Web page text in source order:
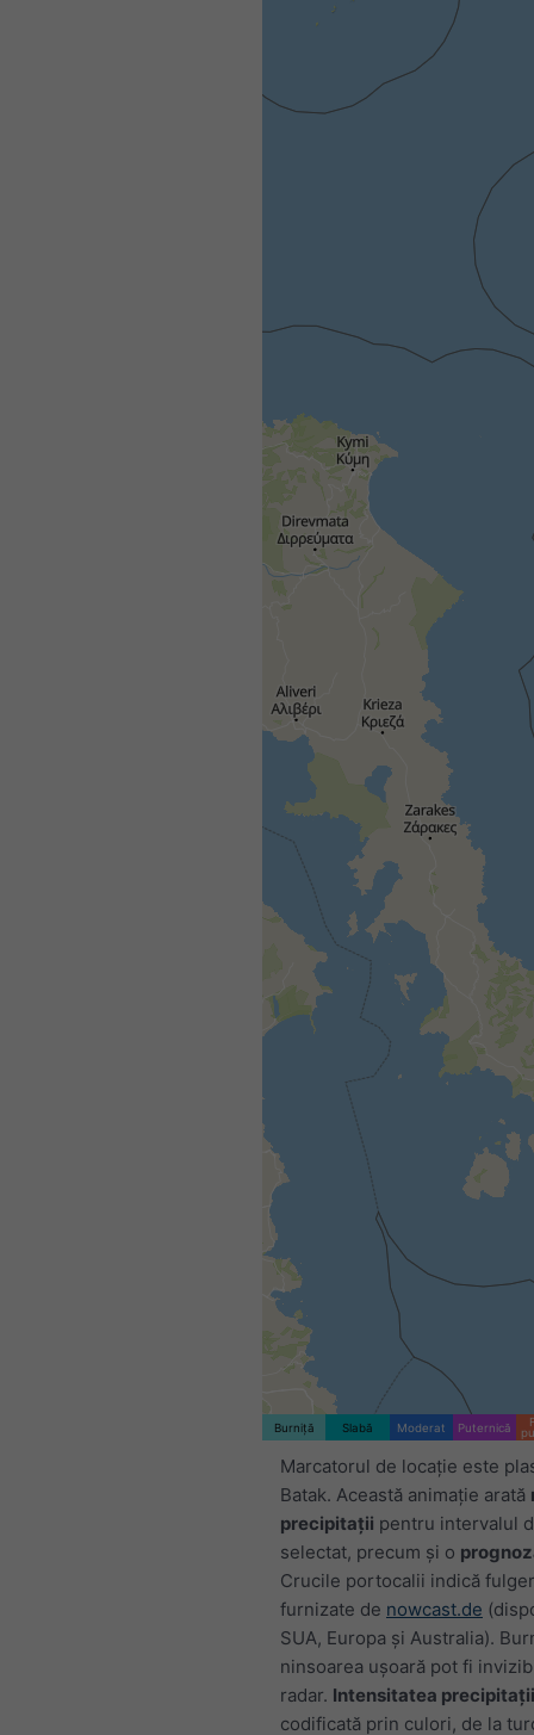
Burniță Slabă Moderat Puternică
Marcatorul de locație este
Batak. Această animație arată
precipitații pentru intervalul
selectat, precum și o
Crucile portocalii indică
furnizate de nowcast.de
SUA, Europa și Australia).
ninsoarea ușoară pot fi
radar. Intensitatea
codificată prin culori, de la